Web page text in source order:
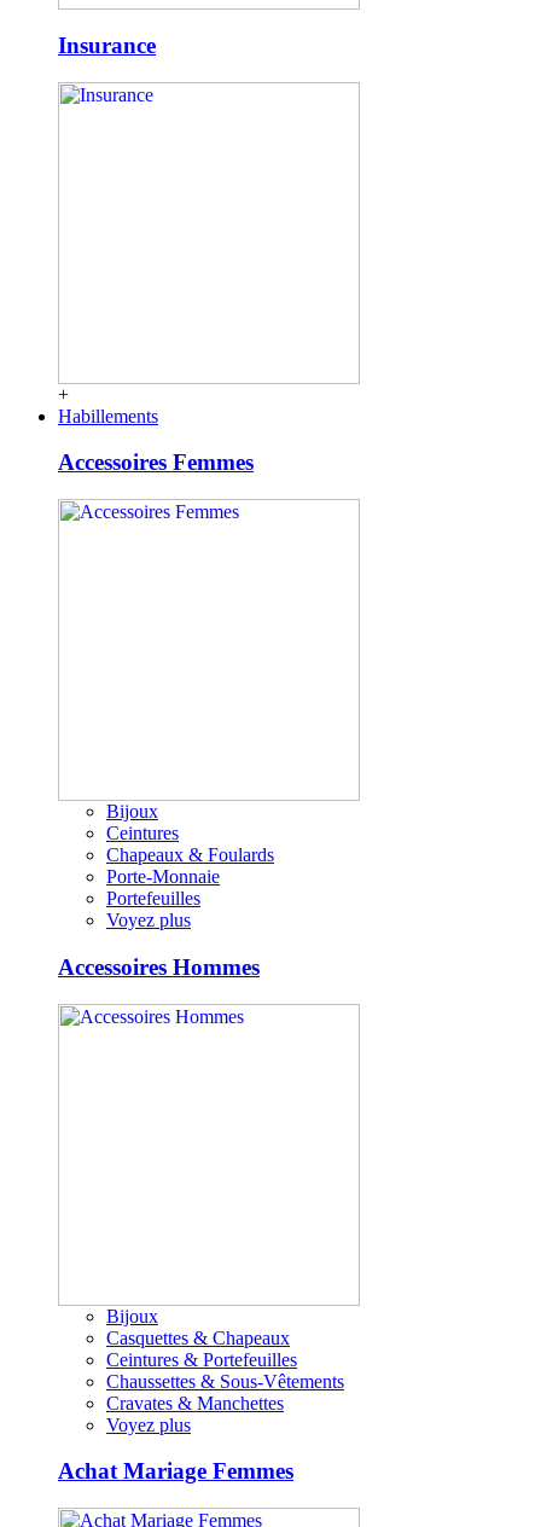
Insurance
+
Habillements
Accessoires Femmes
Bijoux
Ceintures
Chapeaux & Foulards
Porte-Monnaie
Portefeuilles
Voyez plus
Accessoires Hommes
Bijoux
Casquettes & Chapeaux
Ceintures & Portefeuilles
Chaussettes & Sous-Vêtements
Cravates & Manchettes
Voyez plus
Achat Mariage Femmes